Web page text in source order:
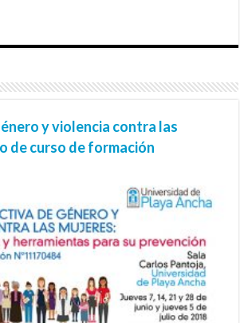
y violencia contra las
de curso de formación